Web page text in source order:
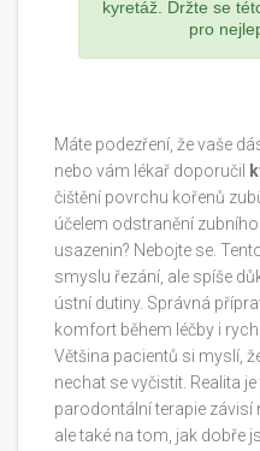
kyretáž. Držte se
pro
Máte podezření, že vaše
nebo vám lékař doporučil
čištění povrchu kořenů
účelem odstranění
usazenin? Nebojte se.
smyslu řezání, ale spíše
ústní dutiny. Správná
komfort během léčby i
Většina pacientů si myslí,
nechat se vyčistit. Realita
parodontální terapie závisí
ale také na tom, jak dobře